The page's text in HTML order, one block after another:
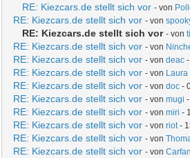
RE: Kiezcars.de stellt sich vor - von
RE: Kiezcars.de stellt sich vor - von
RE: Kiezcars.de stellt sich vor - von
RE: Kiezcars.de stellt sich vor - von
RE: Kiezcars.de stellt sich vor - vondeac
RE: Kiezcars.de stellt sich vor - von Laura
RE: Kiezcars.de stellt sich vor - vondoc -
RE: Kiezcars.de stellt sich vor - vonmugi
RE: Kiezcars.de stellt sich vor - vonmiri -
RE: Kiezcars.de stellt sich vor - vonriot-
RE: Kiezcars.de stellt sich vor - von
RE: Kiezcars.de stellt sich vor - vonCarfan